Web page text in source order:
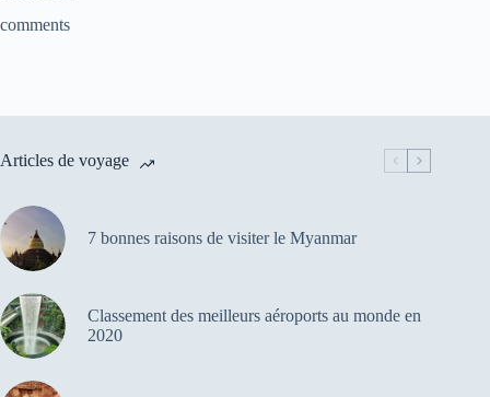
comments
Articles de voyage
7 bonnes raisons de visiter le Myanmar
Classement des meilleurs aéroports au monde en
2020